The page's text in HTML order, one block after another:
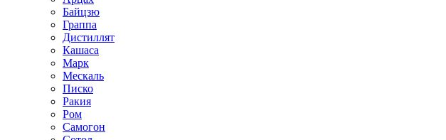
Байцзю
Граппа
Дистиллят
Кашаса
Марк
Мескаль
Писко
Ракия
Ром
Самогон